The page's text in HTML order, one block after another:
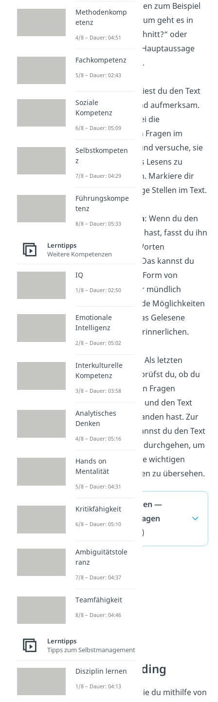
Fragen können zum Beispiel
lauten: „Worum geht es in
diesem Abschnitt?“ oder
„Was ist die Hauptaussage
des Textes?“.
: Jetzt liest du den Text
gründlich und aufmerksam.
Behalte dabei die
formulierten Fragen im
Hinterkopf und versuche, sie
während des Lesens zu
beantworten. Markiere dir
dafür wichtige Stellen im Text.
Wiederholen: Wenn du den
Text gelesen hast, fasst du ihn
in eigenen Worten
zusammen. Das kannst du
entweder in Form von
Notizen oder mündlich
machen. Beide Möglichkeiten
helfen dir, das Gelesene
besser zu verinnerlichen.
Überprüfen
: Als letzten
Schritt überprüfst du, ob du
alle gestellten Fragen
beantwortet und den Text
richtig verstanden hast. Zur
Sicherheit kannst du den Text
noch einmal durchgehen, um
wirklich keine wichtigen
Informationen zu übersehen.
Lesestrategien —
häufigste Fragen
(ausklappen)
Speed Reading
Jetzt weißt du, wie du mithilfe von
Methodenkomp
etenz
4/8 – Dauer: 04:51
Fachkompetenz
5/8 – Dauer: 02:43
Soziale
Kompetenz
6/8 – Dauer: 05:09
Selbstkompeten
z
7/8 – Dauer: 04:29
Führungskompe
tenz
8/8 – Dauer: 05:33
Lerntipps
Weitere Kompetenzen
IQ
1/8 – Dauer: 02:50
Emotionale
Intelligenz
2/8 – Dauer: 05:02
Interkulturelle
Kompetenz
3/8 – Dauer: 03:58
Analytisches
Denken
4/8 – Dauer: 05:16
Hands on
Mentalität
5/8 – Dauer: 04:31
Kritikfähigkeit
6/8 – Dauer: 05:10
Ambiguitätstole
ranz
7/8 – Dauer: 04:37
Teamfähigkeit
8/8 – Dauer: 04:46
Lerntipps
Tipps zum Selbstmanagement
Disziplin lernen
1/8 – Dauer: 04:13